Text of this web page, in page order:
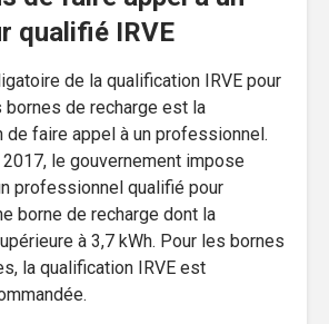
qualifié IRVE
de la qualification IRVE pour
bornes de recharge est la
de faire appel à un professionnel.
le gouvernement impose
professionnel qualifié pour
borne de recharge dont la
à 3,7 kWh. Pour les bornes
la qualification IRVE est